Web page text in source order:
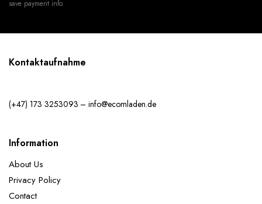
save payment info.
Kontaktaufnahme
(+47) 173 3253093 – info@ecomladen.de
Information
About Us
Privacy Policy
Contact